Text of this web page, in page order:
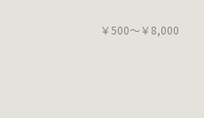
￥500〜￥8,000